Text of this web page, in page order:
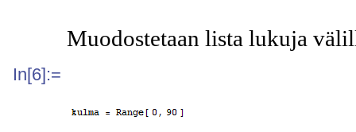
Muodostetaan lista lukuja
In[6]:=